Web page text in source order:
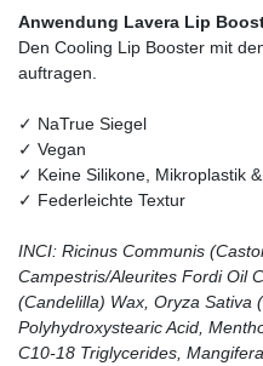
Anwendung Lavera Lip
Den Cooling Lip Booster mit
auftragen.
✓ NaTrue Siegel
✓ Vegan
✓ Keine Silikone, Mikroplastik
✓ Federleichte Textur
INCI: Ricinus Communis
Campestris/Aleurites Fordi Oil
(Candelilla) Wax, Oryza Sativa
Polyhydroxystearic Acid,
C10-18 Triglycerides,